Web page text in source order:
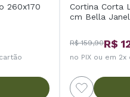
260x170
Cortina Corta
cm Bella
R$ 159,90R$
no PIX ou em